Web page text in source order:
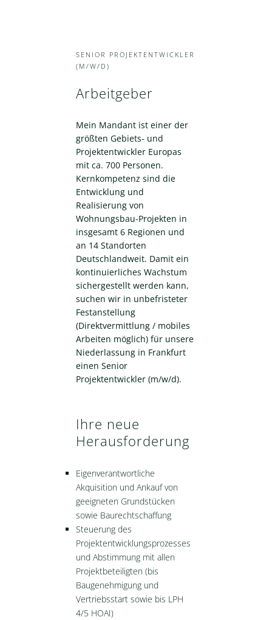
SENIOR PROJEKTENTWICKLER
(M/W/D)
Arbeitgeber
Mein Mandant ist einer der
größten Gebiets- und
Projektentwickler Europas
mit ca. 700 Personen.
Kernkompetenz sind die
Entwicklung und
Realisierung von
Wohnungsbau-Projekten in
insgesamt 6 Regionen und
an 14 Standorten
Deutschlandweit. Damit ein
kontinuierliches Wachstum
sichergestellt werden kann,
suchen wir in unbefristeter
Festanstellung
(Direktvermittlung / mobiles
Arbeiten möglich) für unsere
Niederlassung in Frankfurt
einen Senior
Projektentwickler (m/w/d).
Ihre neue
Herausforderung
Eigenverantwortliche
Akquisition und Ankauf von
geeigneten Grundstücken
sowie Baurechtschaffung
Steuerung des
Projektentwicklungsprozesses
und Abstimmung mit allen
Projektbeteiligten (bis
Baugenehmigung und
Vertriebsstart sowie bis LPH
4/5 HOAI)